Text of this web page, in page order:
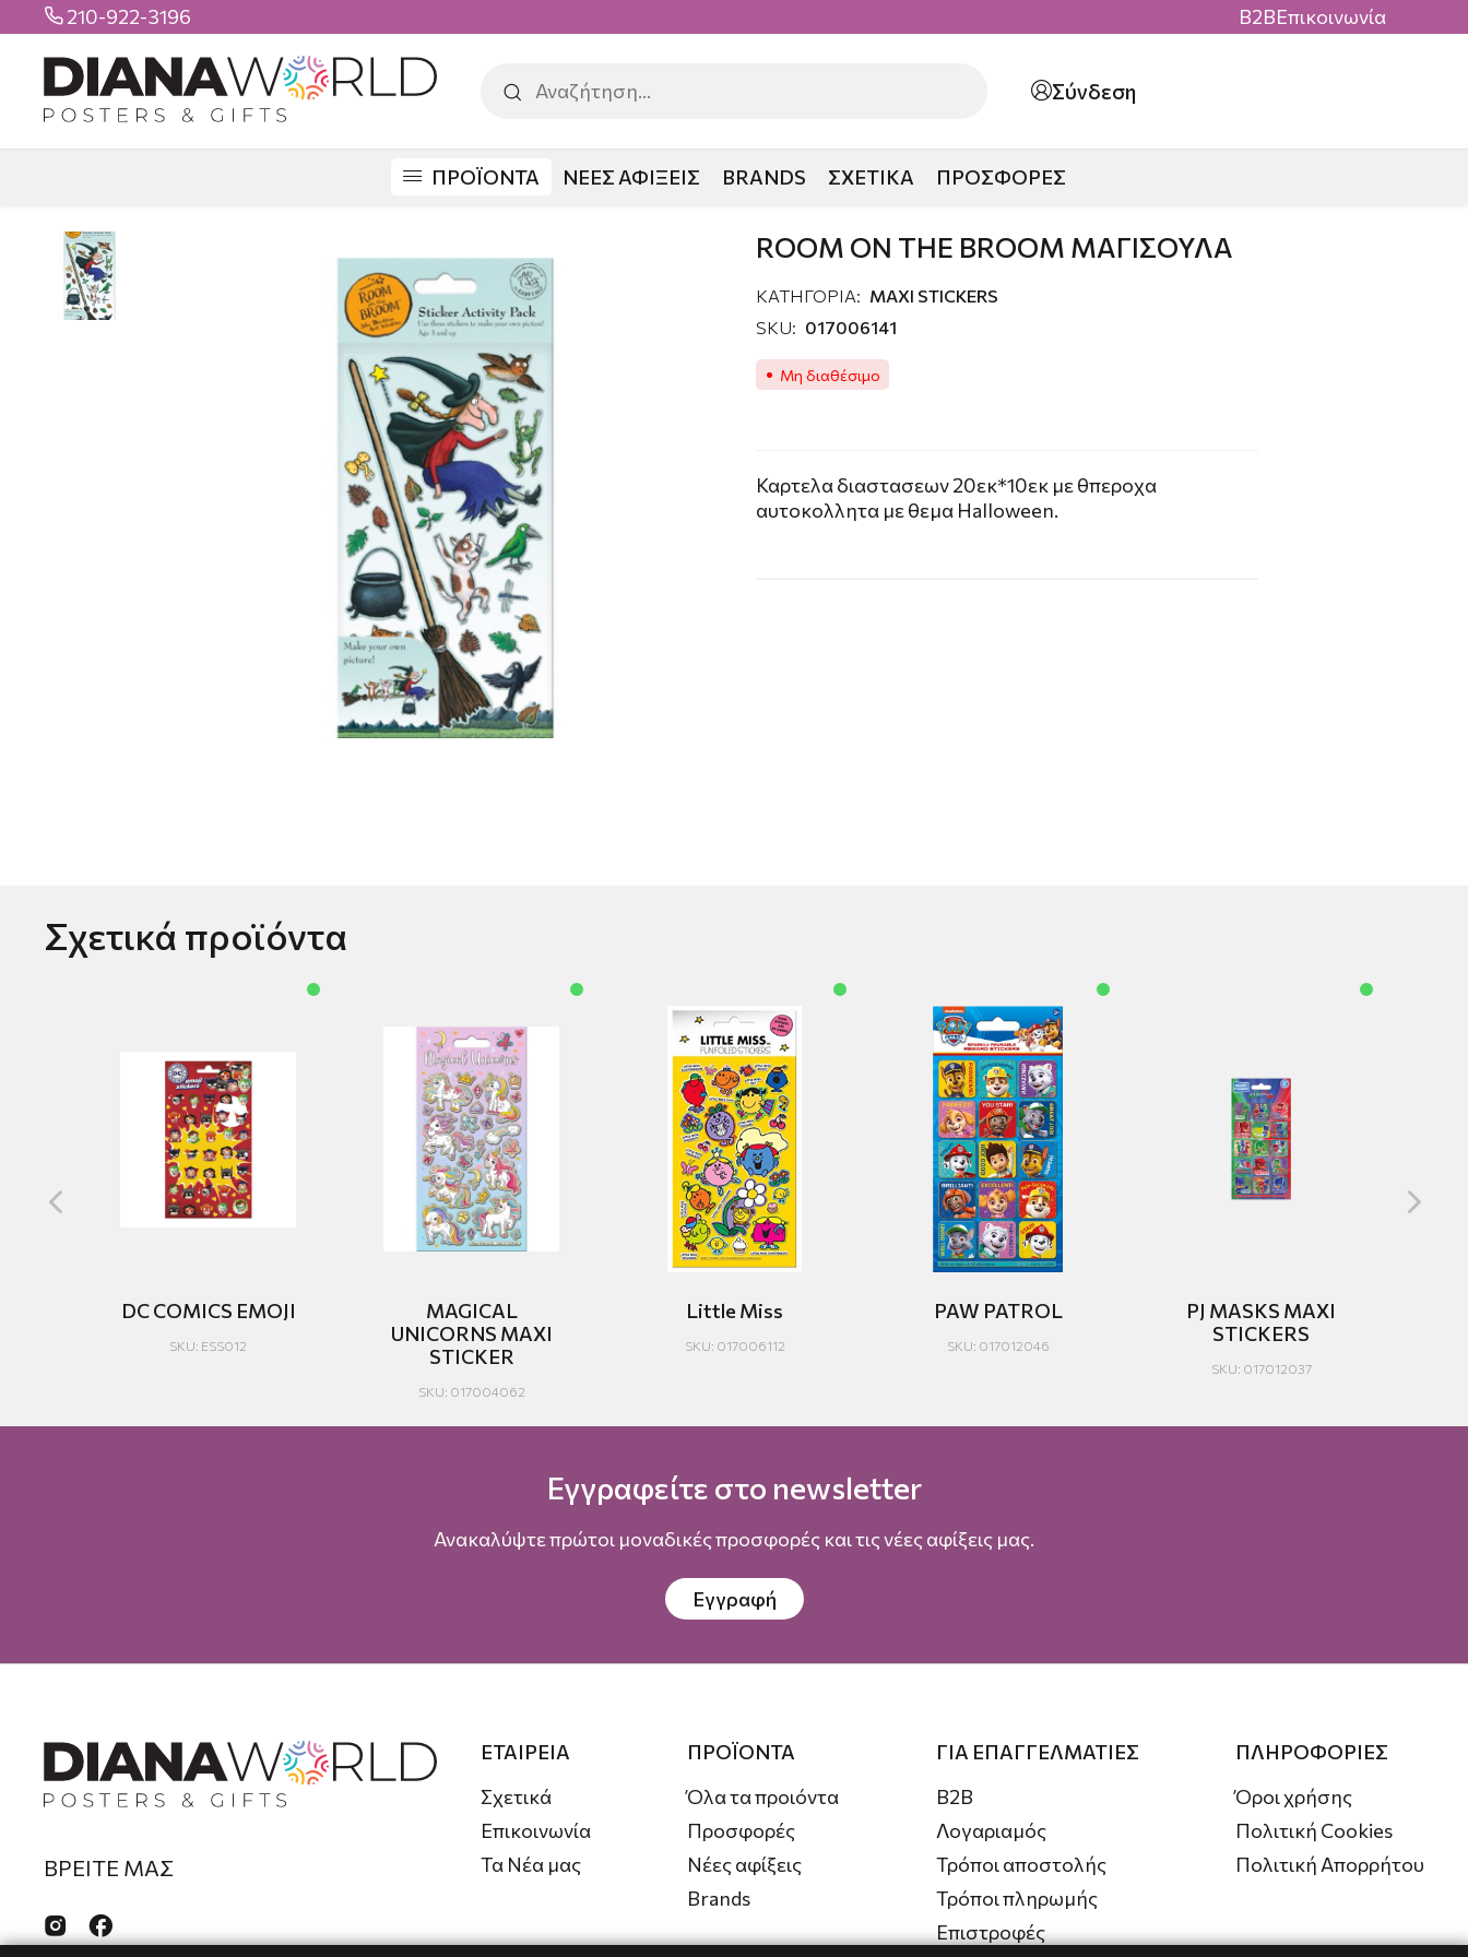
 210-922-3196 B2BΕπικοινωνία
Σύνδεση
ΠΡΟΪΟΝΤΑ ΝΕΕΣ ΑΦΙΞΕΙΣ BRANDS ΣΧΕΤΙΚΑ ΠΡΟΣΦΟΡΕΣ
ROOM ON THE BROOM ΜΑΓΙΣΟΥΛΑ
ΚΑΤΗΓΟΡΙΑ: MAXI STICKERS
SKU: 017006141
Μη διαθέσιμο
Καρτελα διαστασεων 20εκ*10εκ με θπεροχα
αυτοκολλητα με θεμα Halloween.
Σχετικά προϊόντα
DC COMICS EMOJI
SKU: ESS012
MAGICAL
UNICORNS MAXI
STICKER
SKU: 017004062
Little Miss
SKU: 017006112
PAW PATROL
SKU: 017012046
PJ MASKS MAXI
STICKERS
SKU: 017012037
Εγγραφείτε στο newsletter
Ανακαλύψτε πρώτοι μοναδικές προσφορές και τις νέες αφίξεις μας.
Εγγραφή
ΒΡΕΙΤΕ ΜΑΣ
 
ΕΤΑΙΡΕΙΑ
Σχετικά
Επικοινωνία
Τα Νέα μας
ΠΡΟΪΟΝΤΑ
Όλα τα προιόντα
Προσφορές
Νέες αφίξεις
Brands
ΓΙΑ ΕΠΑΓΓΕΛΜΑΤΙΕΣ
B2B
Λογαριαμός
Τρόποι αποστολής
Τρόποι πληρωμής
Επιστροφές
ΠΛΗΡΟΦΟΡΙΕΣ
Όροι χρήσης
Πολιτική Cookies
Πολιτική Απορρήτου